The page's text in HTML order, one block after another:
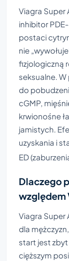
Viagra Super
inhibitor
postaci
nie
fizjologiczną
seksualne.
do
cGMP,
krwionośne
jamistych.
uzyskania i
ED
Dlaczego
względem
Viagra Super
dla
start jest zbyt
cięższym